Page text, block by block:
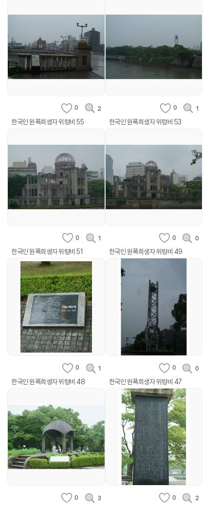
0 2
한국인 원폭희생자 위령비 55
0 1
한국인 원폭희생자 위령비 53
0 1
한국인 원폭희생자 위령비 51
0 0
한국인 원폭희생자 위령비 49
0 1
한국인 원폭희생자 위령비 48
0 0
한국인 원폭희생자 위령비 47
0 3 0 2